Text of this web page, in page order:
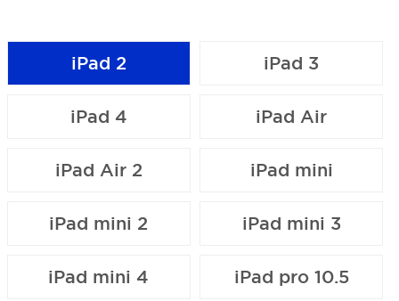
iPad 2 iPad 3
iPad 4 iPad Air
iPad Air 2 iPad mini
iPad mini 2 iPad mini 3
iPad mini 4 iPad pro 10.5